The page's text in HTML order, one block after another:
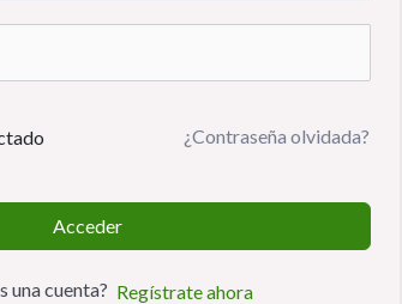
¿Contraseña olvidada?
Acceder
una cuenta? Regístrate ahora